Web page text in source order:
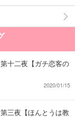
十二夜【ガチ恋客の
2020/01/15
三夜【ほんとうは教